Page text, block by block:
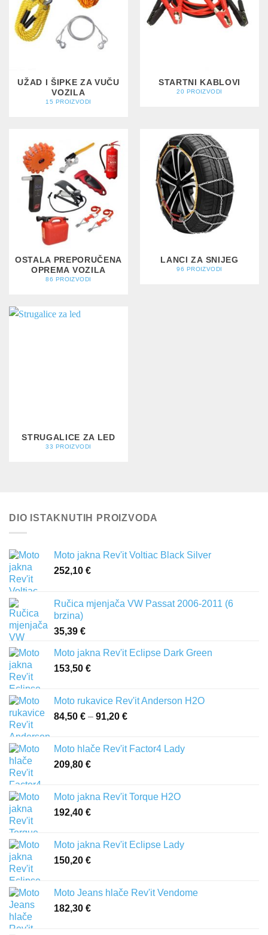
UŽAD I ŠIPKE ZA VUČU
VOZILA
15 PROIZVODI
STARTNI KABLOVI
20 PROIZVODI
OSTALA PREPORUČENA
OPREMA VOZILA
86 PROIZVODI
LANCI ZA SNIJEG
96 PROIZVODI
STRUGALICE ZA LED
33 PROIZVODI
DIO ISTAKNUTIH PROIZVODA
Moto jakna Rev'it Voltiac Black Silver
252,10 €
Ručica mjenjača VW Passat 2006-2011 (6
brzina)
35,39 €
Moto jakna Rev'it Eclipse Dark Green
153,50 €
Moto rukavice Rev'it Anderson H2O
84,50 € – 91,20 €
84,50 €
Moto hlače Rev'it Factor4 Lady
209,80 €
Moto jakna Rev'it Torque H2O
192,40 €
Moto jakna Rev'it Eclipse Lady
150,20 €
Moto Jeans hlače Rev'it Vendome
182,30 €